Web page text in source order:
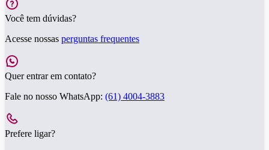
Você tem dúvidas?
Acesse nossas perguntas frequentes
Quer entrar em contato?
Fale no nosso WhatsApp: (61) 4004-3883
Prefere ligar?